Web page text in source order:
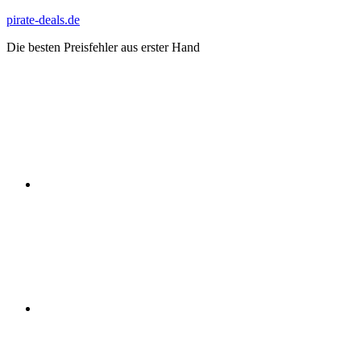
Zum
springen
pirate-deals.de
Die besten Preisfehler aus erster Hand